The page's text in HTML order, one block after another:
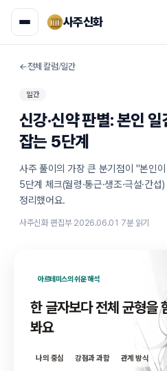
사주신화
←전체 칼럼/일간
일간
신강·신약 판별: 본인 일
잡는 5단계
사주 풀이의 가장 큰 분기점이 "본인이
5단계 체크(월령·통근·생조·극설·간
정리했어요.
사주신화 편집부·2026.06.01 ·7분 읽기
아르테미스의 쉬운 해석
한 글자보다 전체 균형을
봐요
나의 중심 강점과 과함 관계 방식